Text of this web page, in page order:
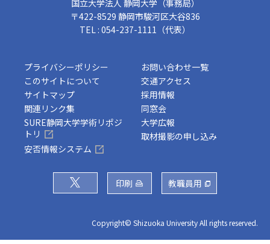
国立大学法人 静岡大学（事務局）
〒422-8529 静岡市駿河区大谷836
TEL : 054-237-1111（代表）
プライバシーポリシー
このサイトについて
サイトマップ
関連リンク集
お問い合わせ一覧
交通アクセス
採用情報
同窓会
SURE静岡大学学術リポジ
トリ
安否情報システム
大学広報
取材撮影の申し込み
印刷 教職員用
Copyright© Shizuoka University All rights reserved.